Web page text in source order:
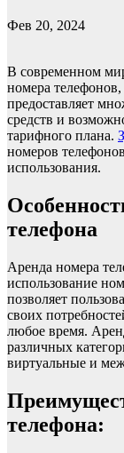
Фев 20, 2024
В современном
номера
предоставляет
средств и
тарифного плана.
номеров
использования.
телефона
Аренда номера
использование
позволяет
своих
любое время.
различных
виртуальные и
телефона: